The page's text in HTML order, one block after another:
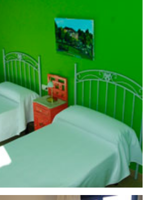
25 de septiembre de 2020
LA CASA DE LA
HUERTA